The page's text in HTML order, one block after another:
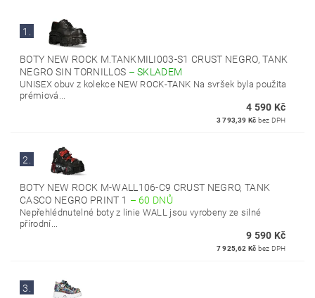
1.
BOTY NEW ROCK M.TANKMILI003-S1 CRUST NEGRO, TANK
NEGRO SIN TORNILLOS –SKLADEM
UNISEX obuv z kolekce NEW ROCK-TANK Na svršek byla použita
prémiová...
4 590 Kč
3 793,39 Kč bez DPH
2.
BOTY NEW ROCK M-WALL106-C9 CRUST NEGRO, TANK
CASCO NEGRO PRINT 1 –60 DNŮ
Nepřehlédnutelné boty z linie WALL jsou vyrobeny ze silné
přírodní...
9 590 Kč
7 925,62 Kč bez DPH
3.